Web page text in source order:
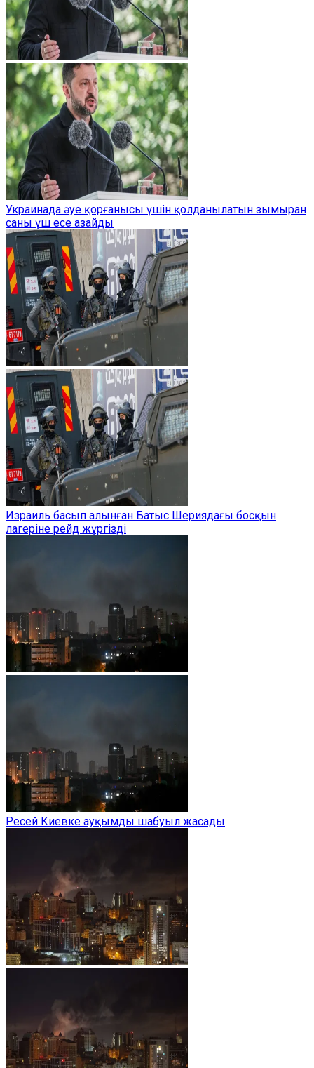
Украинада әуе қорғанысы үшін қолданылатын зымыран
саны үш есе азайды
Израиль басып алынған Батыс Шериядағы босқын
лагеріне рейд жүргізді
Ресей Киевке ауқымды шабуыл жасады